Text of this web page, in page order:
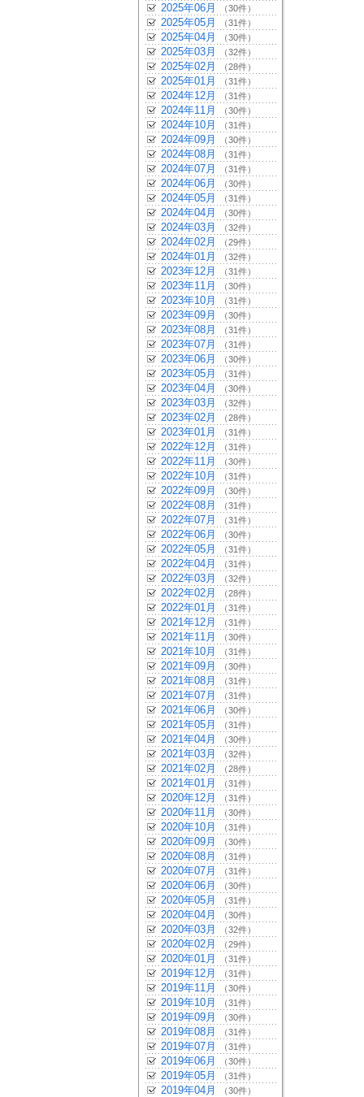
2025年06月 （30件）
2025年05月 （31件）
2025年04月 （30件）
2025年03月 （32件）
2025年02月 （28件）
2025年01月 （31件）
2024年12月 （31件）
2024年11月 （30件）
2024年10月 （31件）
2024年09月 （30件）
2024年08月 （31件）
2024年07月 （31件）
2024年06月 （30件）
2024年05月 （31件）
2024年04月 （30件）
2024年03月 （32件）
2024年02月 （29件）
2024年01月 （32件）
2023年12月 （31件）
2023年11月 （30件）
2023年10月 （31件）
2023年09月 （30件）
2023年08月 （31件）
2023年07月 （31件）
2023年06月 （30件）
2023年05月 （31件）
2023年04月 （30件）
2023年03月 （32件）
2023年02月 （28件）
2023年01月 （31件）
2022年12月 （31件）
2022年11月 （30件）
2022年10月 （31件）
2022年09月 （30件）
2022年08月 （31件）
2022年07月 （31件）
2022年06月 （30件）
2022年05月 （31件）
2022年04月 （31件）
2022年03月 （32件）
2022年02月 （28件）
2022年01月 （31件）
2021年12月 （31件）
2021年11月 （30件）
2021年10月 （31件）
2021年09月 （30件）
2021年08月 （31件）
2021年07月 （31件）
2021年06月 （30件）
2021年05月 （31件）
2021年04月 （30件）
2021年03月 （32件）
2021年02月 （28件）
2021年01月 （31件）
2020年12月 （31件）
2020年11月 （30件）
2020年10月 （31件）
2020年09月 （30件）
2020年08月 （31件）
2020年07月 （31件）
2020年06月 （30件）
2020年05月 （31件）
2020年04月 （30件）
2020年03月 （32件）
2020年02月 （29件）
2020年01月 （31件）
2019年12月 （31件）
2019年11月 （30件）
2019年10月 （31件）
2019年09月 （30件）
2019年08月 （31件）
2019年07月 （31件）
2019年06月 （30件）
2019年05月 （31件）
2019年04月 （30件）